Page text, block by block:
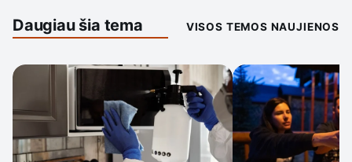
Daugiau šia tema VISOS TEMOS NAUJIENOS